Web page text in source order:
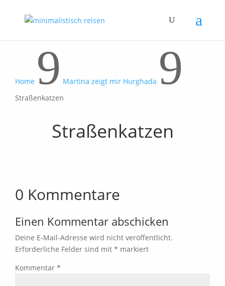
Home 9 Martina zeigt mir Hurghada 9
Straßenkatzen
Straßenkatzen
0 Kommentare
Einen Kommentar abschicken
Deine E-Mail-Adresse wird nicht veröffentlicht.
Erforderliche Felder sind mit * markiert
Kommentar *